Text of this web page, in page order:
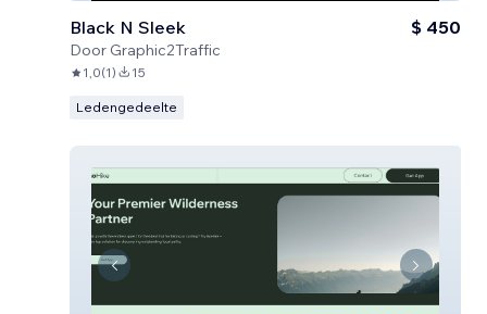
Black N Sleek
Door Graphic2Traffic
$ 450
1,0(1) 15
Ledengedeelte